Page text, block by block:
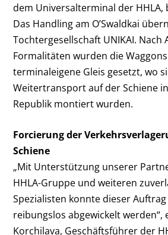
dem Universalterminal der HHLA,
Das Handling am O’Swaldkai
Tochtergesellschaft UNIKAI. Nach
Formalitäten wurden die
terminaleigene Gleis gesetzt, wo
Weitertransport auf der Schiene
Republik montiert wurden.
Forcierung der
Schiene
„Mit Unterstützung unserer
HHLA-Gruppe und weiteren
Spezialisten konnte dieser
reibungslos abgewickelt werden“,
Korchilava, Geschäftsführer der